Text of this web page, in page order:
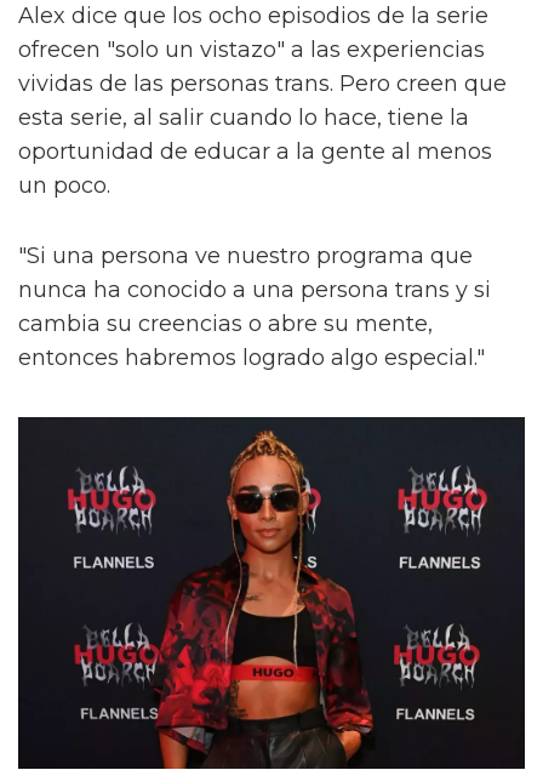
Alex dice que los ocho episodios de la serie
ofrecen "solo un vistazo" a las experiencias
vividas de las personas trans. Pero creen que
esta serie, al salir cuando lo hace, tiene la
oportunidad de educar a la gente al menos
un poco.
"Si una persona ve nuestro programa que
nunca ha conocido a una persona trans y si
cambia su creencias o abre su mente,
entonces habremos logrado algo especial."